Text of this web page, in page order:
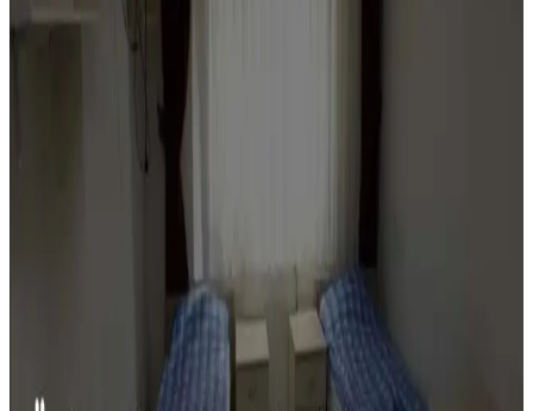
kokuların nedenleri ve çözüm yolları detaylandırılmaktadır.
Karabuğday ve Milletin Besin Değerleri ve
Farro, arpa, teff, karabuğday ve millet gibi az kullanılan tahıllar,
Alışkanlıkları Bırakmanın Ekonomik ve Çevresel
Faydaları Üzerine Bir İnceleme
Gereksiz alışkanlıkların bırakılması, ekonomik tasarruf ve çevresel
faydalar sağlar. Kumaş yumuşatıcıdan hazır kahveye, ikinci el
alışverişten evde yemek yapmaya kadar birçok örnekle bilinçli
tüketim mümkün.